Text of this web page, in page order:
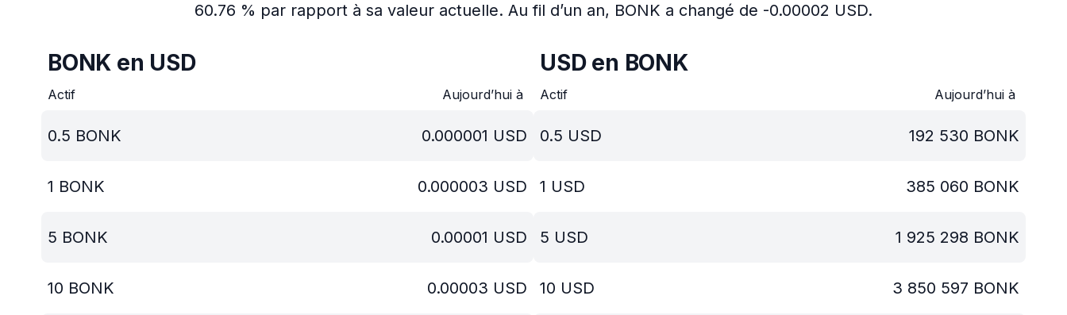
60.76 % par rapport à sa valeur actuelle. Au fil d’un an, BONK a changé de -0.00002 USD.
BONK en USD
Actif Aujourd’hui à
0.5 BONK 0.000001 USD
1 BONK 0.000003 USD
5 BONK 0.00001 USD
10 BONK 0.00003 USD
USD en BONK
Actif Aujourd’hui à
0.5 USD 192 530 BONK
1 USD 385 060 BONK
5 USD 1 925 298 BONK
10 USD 3 850 597 BONK